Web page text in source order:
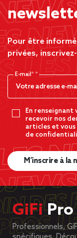
Pour être
privées,
E-mail*
En renseignant
recevoir nos
articles et
de
M’inscrire à la
GiFiPro
Professionnels,